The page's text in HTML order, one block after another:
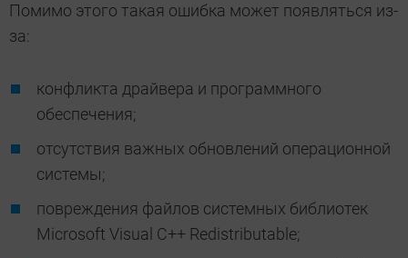
Помимо этого такая ошибка может появляться из-
за:
конфликта драйвера и программного
обеспечения;
отсутствия важных обновлений операционной
системы;
повреждения файлов системных библиотек
Microsoft Visual C++ Redistributable;